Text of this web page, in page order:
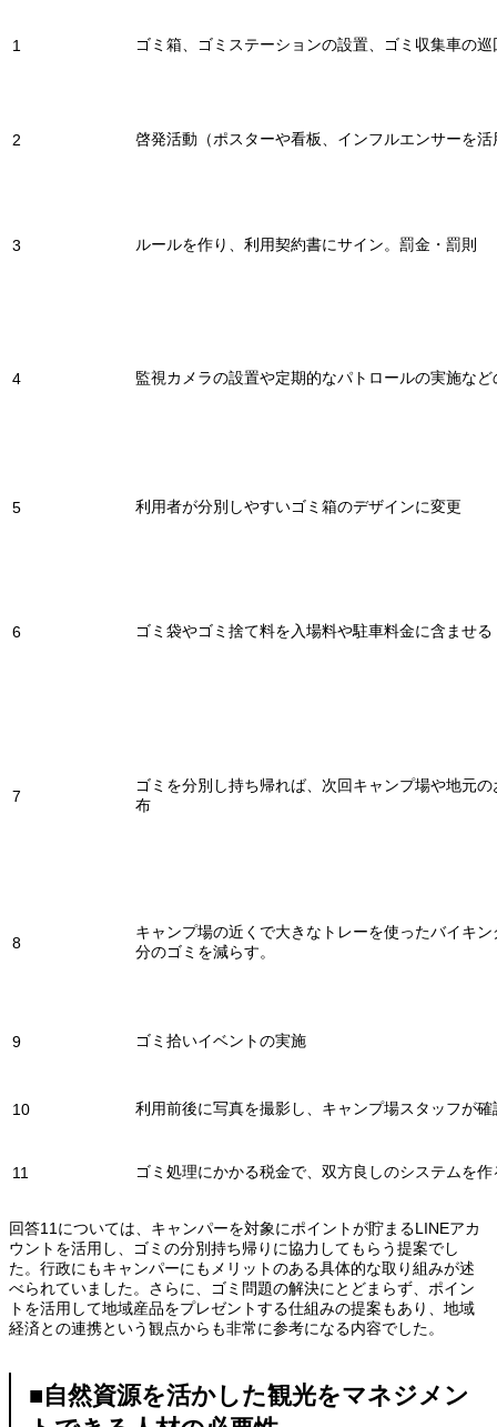
1 ゴミ箱、ゴミステーションの設置、ゴミ収集車の巡
2 啓発活動（ポスターや看板、インフルエンサーを活
3 ルールを作り、利用契約書にサイン。罰金・罰則
4 監視カメラの設置や定期的なパトロールの実施な
5 利用者が分別しやすいゴミ箱のデザインに変更
6 ゴミ袋やゴミ捨て料を入場料や駐車料金に含ませる
7
ゴミを分別し持ち帰れば、次回キャンプ場や地元
布
8
キャンプ場の近くで大きなトレーを使ったバイキ
分のゴミを減らす。
9 ゴミ拾いイベントの実施
10 利用前後に写真を撮影し、キャンプ場スタッフが確
11 ゴミ処理にかかる税金で、双方良しのシステムを作
回答11については、キャンパーを対象にポイントが貯まるLINEアカ
ウントを活用し、ゴミの分別持ち帰りに協力してもらう提案でし
た。行政にもキャンパーにもメリットのある具体的な取り組みが述
べられていました。さらに、ゴミ問題の解決にとどまらず、ポイン
トを活用して地域産品をプレゼントする仕組みの提案もあり、地域
経済との連携という観点からも非常に参考になる内容でした。
■自然資源を活かした観光をマネジメン